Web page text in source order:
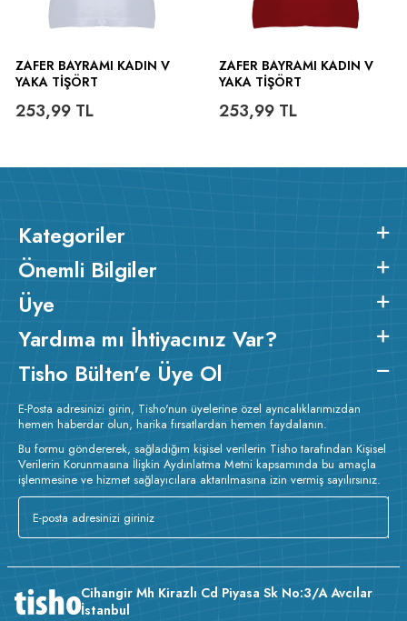
ZAFER BAYRAMI KADIN V
YAKA TIŞÖRT
253,99 TL
ZAFER BAYRAMI KADIN V
YAKA TIŞÖRT
253,99TL
Kategoriler
Önemli Bilgiler
Üye
Yardıma mı İhtiyacınız Var?
Tisho Bülten'e Üye Ol
E-Posta adresinizi girin, Tisho'nun üyelerine özel ayrıcalıklarımızdan
hemen haberdar olun, harika fırsatlardan hemen faydalanın.
Bu formu göndererek, sağladığım kişisel verilerin Tisho tarafından Kişisel
Verilerin Korunmasına İlişkin Aydınlatma Metni kapsamında bu amaçla
işlenmesine ve hizmet sağlayıcılara aktarılmasına izin vermiş sayılırsınız.
Cihangir Mh Kirazlı Cd Piyasa Sk No:3/A Avcılar
İstanbul